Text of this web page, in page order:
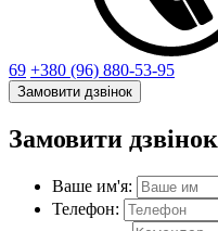
69 +380 (96) 880-53-95
Замовити дзвінок
Замовити дзвінок
Ваше им'я:
Телефон: